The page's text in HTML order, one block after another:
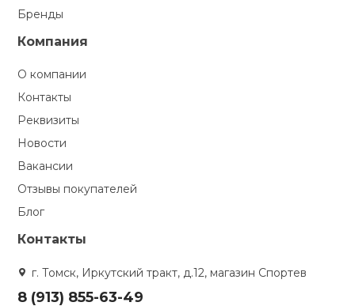
Бренды
Компания
О компании
Контакты
Реквизиты
Новости
Вакансии
Отзывы покупателей
Блог
Контакты
г. Томск, Иркутский тракт, д.12, магазин Спортев
8 (913) 855-63-49